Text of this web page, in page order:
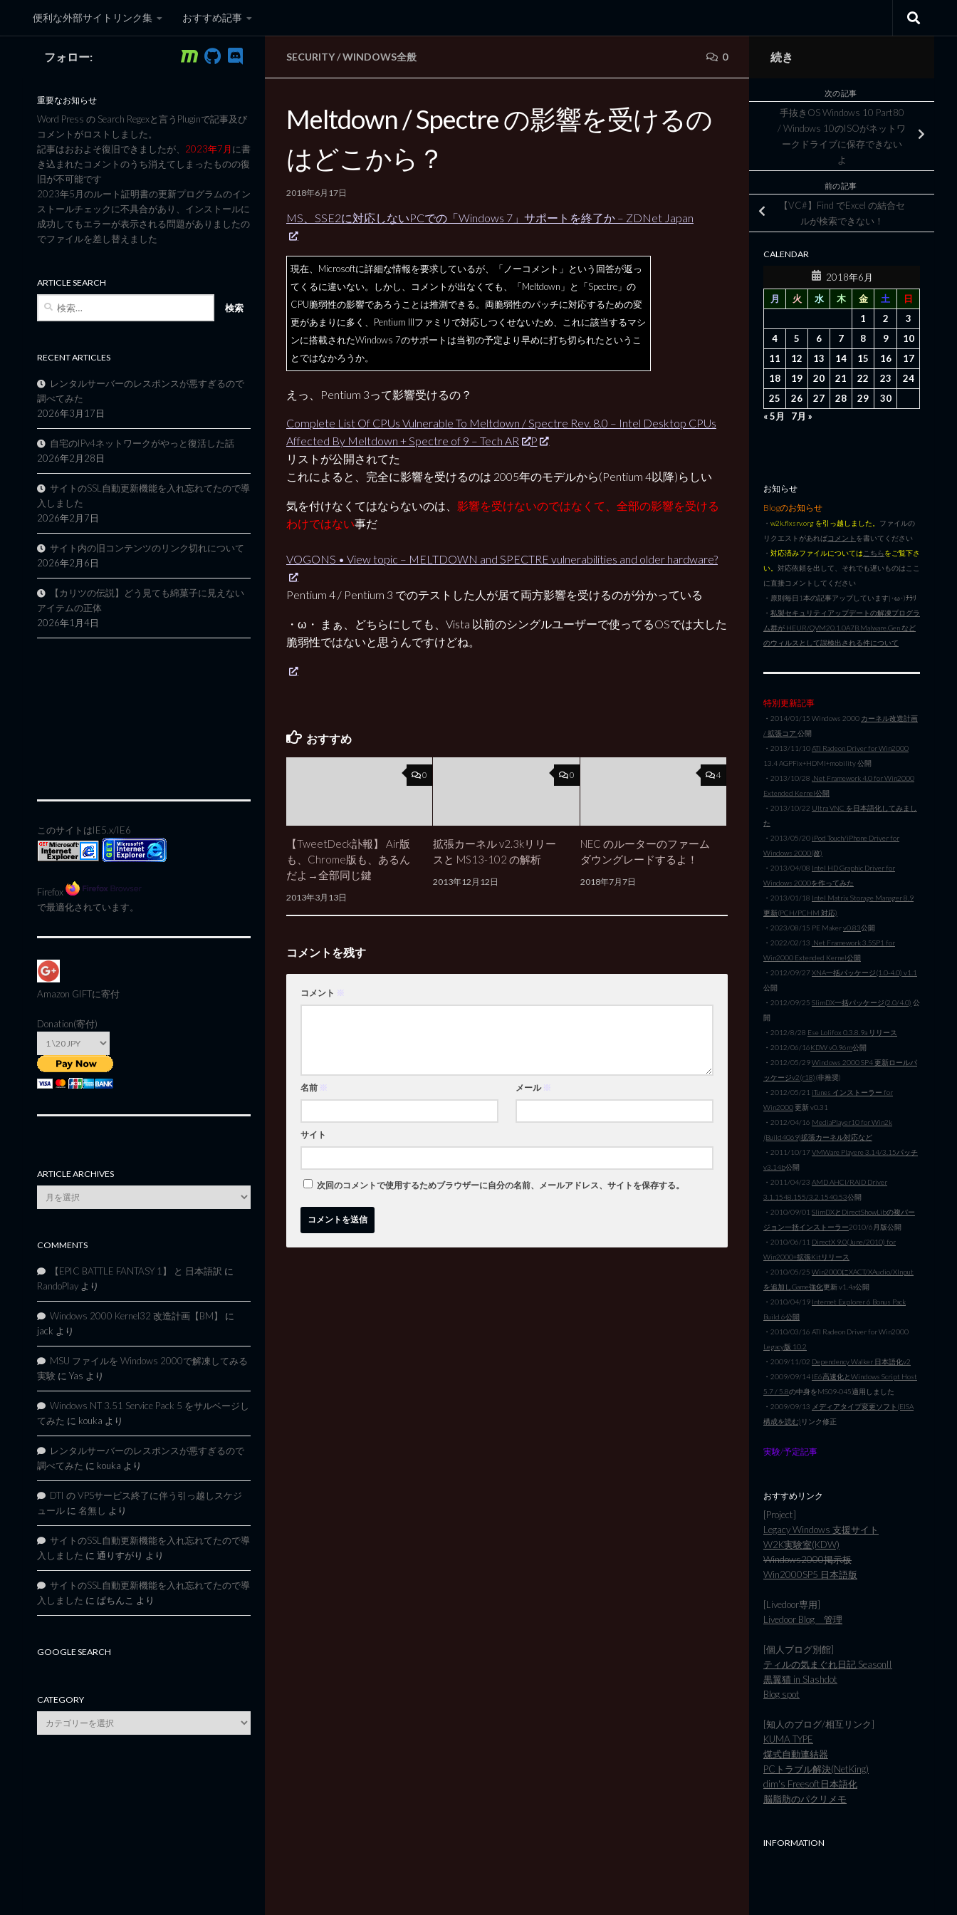
コンテンツへスキップ
便利な外部サイトリンク集 おすすめ記事
黒翼猫のコンピュータ日記 3rd Edition
SECURITY/WINDOWS全般 0
Meltdown / Spectre の影響を受けるの
はどこから？
2018年6月17日
MS、SSE2に対応しないPCでの「Windows 7」サポートを終了か – ZDNet Japan
現在、Microsoftに詳細な情報を要求しているが、「ノーコメント」という回答が返っ
てくるに違いない。しかし、コメントが出なくても、「Meltdown」と「Spectre」の
CPU脆弱性の影響であろうことは推測できる。両脆弱性のパッチに対応するための変
更があまりに多く、Pentium IIIファミリで対応しつくせないため、これに該当するマシ
ンに搭載されたWindows 7のサポートは当初の予定より早めに打ち切られたというこ
とではなかろうか。
えっ、Pentium 3って影響受けるの？
Complete List Of CPUs Vulnerable To Meltdown / Spectre Rev. 8.0 – Intel Desktop CPUs
Affected By Meltdown + Spectre of 9 – Tech AR
P
リストが公開されてた
これによると、完全に影響を受けるのは 2005年のモデルから(Pentium 4以降)らしい
気を付けなくてはならないのは、 影響を受けないのではなくて、全部の影響を受ける
わけではない事だ
VOGONS • View topic – MELTDOWN and SPECTRE vulnerabilities and older hardware?
Pentium 4 / Pentium 3 でのテストした人が居て両方影響を受けるのが分かっている
・ω・ まぁ、どちらにしても、Vista 以前のシングルユーザーで使ってるOSでは大した
脆弱性ではないと思うんですけどね。
おすすめ
0
【TweetDeck訃報】 Air版
も、Chrome版も、あるん
だよ→全部同じ鍵
2013年3月13日
0
拡張カーネル v2.3kリリー
スと MS13-102 の解析
2013年12月12日
4
NEC のルーターのファーム
ダウングレードするよ！
2018年7月7日
コメントを残す
コメント ※
名前 ※ メール ※
サイト
次回のコメントで使用するためブラウザーに自分の名前、メールアドレス、サイトを保存する。
フォロー:
重要なお知らせ
Word Press の Search Regexと言うPluginで記事及び
コメントがロストしました。
記事はおおよそ復旧できましたが、 2023年7月に書
き込まれたコメントのうち消えてしまったものの復
旧が不可能です
2023年5月のルート証明書の更新プログラムのイン
ストールチェックに不具合があり、インストールに
成功してもエラーが表示される問題がありましたの
でファイルを差し替えました
ARTICLE SEARCH
RECENT ARTICLES
レンタルサーバーのレスポンスが悪すぎるので
調べてみた
2026年3月17日
自宅のIPv4ネットワークがやっと復活した話
2026年2月28日
サイトのSSL自動更新機能を入れ忘れてたので導
入しました
2026年2月7日
サイト内の旧コンテンツのリンク切れについて
2026年2月6日
【カリツの伝説】どう見ても綿菓子に見えない
アイテムの正体
2026年1月4日
このサイトはIE5.x/IE6
Firefox
で最適化されています。
Amazon GIFTに寄付
Donation(寄付)
ARTICLE ARCHIVES
Article
Archives
COMMENTS
【EPIC BATTLE FANTASY 1】 と 日本語訳 に
RandoPlay より
Windows 2000 Kernel32 改造計画【BM】
に
jack より
MSU ファイルを Windows 2000で解凍してみる
実験 に Yas より
Windows NT 3.51 Service Pack 5 をサルベージし
てみた に kouka より
レンタルサーバーのレスポンスが悪すぎるので
調べてみた に kouka より
DTI の VPSサービス終了に伴う引っ越しスケジ
ュール に 名無し より
サイトのSSL自動更新機能を入れ忘れてたので導
入しました に 通りすがり より
サイトのSSL自動更新機能を入れ忘れてたので導
入しました に ぱちんこ より
GOOGLE SEARCH
CATEGORY
category
続き
次の記事
手抜きOS Windows 10 Part80
/ Windows 10のISOがネットワ
ークドライブに保存できない
よ
前の記事
【VC#】Find でExcel の結合セ
ルが検索できない！
CALENDAR
2018年6月
月
火 水 木 金 土
日
1
2
3
4
5 6 7 8 9
10
11
12 13 14 15 16
17
18
19 20 21 22 23
24
25
26 27 28 29
30
« 5月
7月 »
お知らせ
Blogのお知らせ
・ w2k.flxsrv.org を引っ越しました。 ファイルの
リクエストがあればコメント を書いてください
・ 対応済みファイルについては こちらをご覧下さ
い。 対応依頼を出して、それでも遅いものはここ
に直接コメントしてください
・原則毎日1本の記事アップしています|･ω･)ﾁﾗﾘ
・ 私製セキュリティアップデートの解凍プログラ
ム群が HEUR/QVM20.1.0A7B.Malware.Gen など
のウィルスとして誤検出される件について
特別更新記事
・2014/01/15 Windows 2000 カーネル改造計画
/ 拡張コア 公開
・2013/11/10ATI Radeon Driver for Win2000
13.4 AGPFix+HDMI+mobility 公開
・2013/10/28 .Net Framework 4.0 for Win2000
Extended Kernel公開
・2013/10/22 Ultra VNC を日本語化してみまし
た
・2013/05/20 iPod Touch/iPhone Driver for
Windows 2000(改)
・2013/04/08 Intel HD Graphic Driver for
Windows 2000を作ってみた
・2013/01/18 Intel Matrix Storage Manager 8.9
更新(PCH/PCHM 対応)
・2023/08/15 PE Makerv0.83公開
・2022/02/13 .Net Framework 3.5SP1 for
Win2000 Extended Kernel公開
・2012/09/27XNA一括パッケージ(1.0-4.0) v1.1
公開
・2012/09/25 SlimDX一括パッケージ(2.0/4.0) 公
開
・2012/8/28 Ese Lolifox 0.3.8.9a リリース
・2012/06/16KDW v0.96m公開
・2012/05/29Windows 2000 SP4 更新ロールパ
ッケージv2(r18)(非推奨)
・2012/05/21 iTunes インストーラー for
Win2000更新 v0.31
・2012/04/16 MediaPlayer10 for Win2k
(Build4069)拡張カーネル対応など
・2011/10/17VMWare Playere 3.14/3.15パッチ
v3.14b公開
・2011/04/23 AMD AHCI/RAID Driver
3.1.1548.155/3.2.1540.53公開
・2010/09/01 SlimDXとDirectShowLibの複バー
ジョン一括インストーラー2010/6月版公開
・2010/06/11 DirectX 9.0(June/2010) for
Win2000+拡張Kitリリース
・2010/05/25 Win2000にXACT/XAudio/XInput
を追加しGame強化更新 v1.4a公開
・2010/04/19 Internet Explorer 6 Bonus Pack
Build 6公開
・2010/03/16 ATI Radeon Driver for Win2000
Legacy版 10.2
・2009/11/02 Dependency Walker 日本語化v2
・2009/09/14 IE6高速化とWindows Script Host
5.7 / 5.8の中身をMS09-045適用しました
・2009/09/13 メディアタイプ変更ソフト(EISA
構成を読む) リンク修正
実験/予定記事
おすすめリンク
[Project]
Legacy Windows 支援サイト
W2K実験室(KDW)
Windows2000掲示板
Win2000SP5 日本語版
[Livedoor専用]
Livedoor Blog 管理
[個人ブログ別館]
ティルの気まぐれ日記 SeasonII
黒翼猫 in Slashdot
Blog spot
[知人のブログ/相互リンク]
KUMA TYPE
煤式自動連結器
PCトラブル解決(NetKing)
dim's Freesoft日本語化
脳脂肪のパクリメモ
INFORMATION